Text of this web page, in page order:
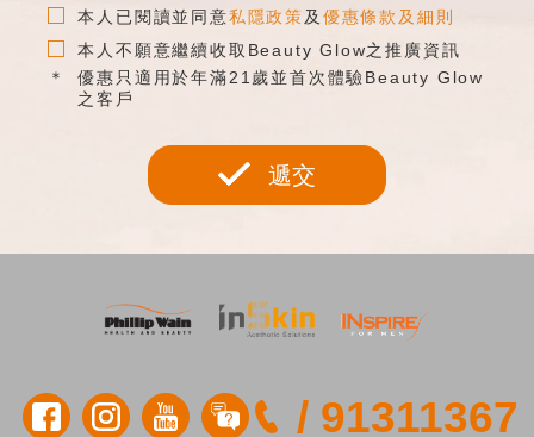
本人已閱讀並同意私隱政策及 優惠條款及細則
本人不願意繼續收取Beauty Glow之推廣資訊
優惠只適用於年滿21歲並首次體驗Beauty Glow
之客戶
遞交
/ 91311367